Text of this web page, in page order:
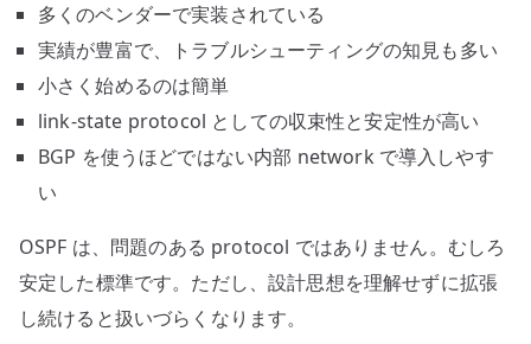
多くのベンダーで実装されている
実績が豊富で、トラブルシューティングの知見も多い
小さく始めるのは簡単
link-state protocol としての収束性と安定性が高い
BGP を使うほどではない内部 network で導入しやす
い
OSPF は、問題のある protocol ではありません。むしろ
安定した標準です。ただし、設計思想を理解せずに拡張
し続けると扱いづらくなります。